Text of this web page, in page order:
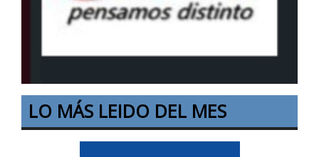
LO MÁS LEIDO DEL MES